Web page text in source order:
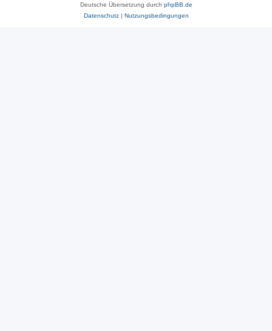
Deutsche Übersetzung durch phpBB.de
Datenschutz| Nutzungsbedingungen